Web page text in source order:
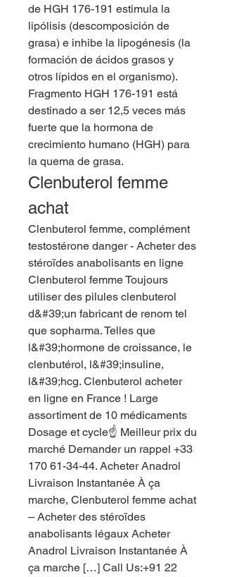
de HGH 176-191 estimula la
lipólisis (descomposición de
grasa) e inhibe la lipogénesis (la
formación de ácidos grasos y
otros lípidos en el organismo).
Fragmento HGH 176-191 está
destinado a ser 12,5 veces más
fuerte que la hormona de
crecimiento humano (HGH) para
la quema de grasa.
Clenbuterol femme
achat
Clenbuterol femme, complément
testostérone danger - Acheter des
stéroïdes anabolisants en ligne
Clenbuterol femme Toujours
utiliser des pilules clenbuterol
d&#39;un fabricant de renom tel
que sopharma. Telles que
l&#39;hormone de croissance, le
clenbutérol, l&#39;insuline,
l&#39;hcg. Clenbuterol acheter
en ligne en France ! ️Large
assortiment de 10 médicaments
Dosage et cycle☝️ Meilleur prix du
marché Demander un rappel +33
170 61-34-44. Acheter Anadrol
Livraison Instantanée À ça
marche, Clenbuterol femme achat
– Acheter des stéroïdes
anabolisants légaux Acheter
Anadrol Livraison Instantanée À
ça marche […] Call Us:+91 22